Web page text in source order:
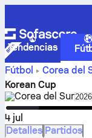
Tendencias
Fútbol
Corea del
resultados y
Korean Cup
Corea del Sur2026
4 jul
Detalles Partidos